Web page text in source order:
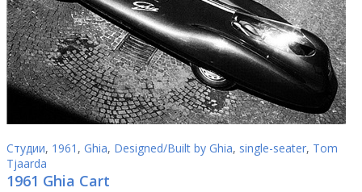
Студии, 1961 , Ghia, Designed/Built by Ghia, single-seater, Tom
Tjaarda
1961 Ghia Cart